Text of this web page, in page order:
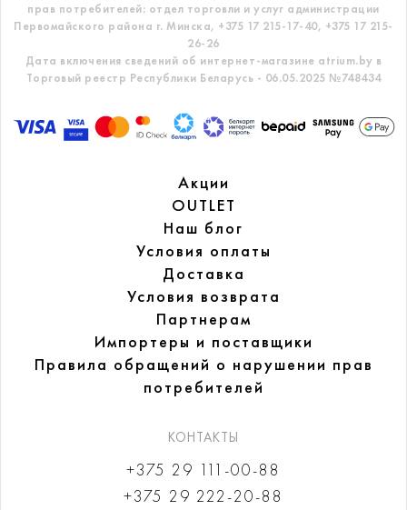
прав потребителей: отдел торговли и услуг администрации
Первомайского района г. Минска, +375 17 215-17-40, +375 17 215-
26-26
Дата включения сведений об интернет-магазине atrium.by в
Торговый реестр Республики Беларусь - 06.05.2025 №748434
Акции
OUTLET
Наш блог
Условия оплаты
Доставка
Условия возврата
Партнерам
Импортеры и поставщики
Правила обращений о нарушении прав
потребителей
КОНТАКТЫ
+375 29 111-00-88
+375 29 222-20-88